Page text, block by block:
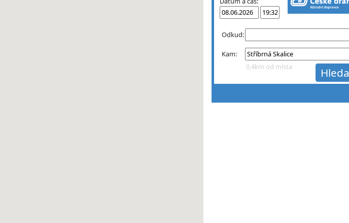
Odkud:
Kam:
0,4km od místa